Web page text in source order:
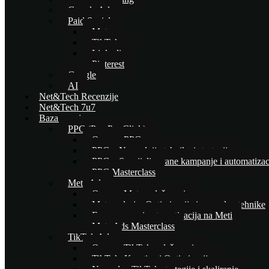
Google Ads
Paid Social
Meta
TikTok
Linkedin
Pinterest
Google
AI
Net&Tech Recenzije
Net&Tech 7u7
Baza znanja
PPC (Pay Per Click)
Osnove PPC-a
PPC – Naprednije tehnike i strategije
PPC – Specijalizovane kampanje i
PPC Masterclass
Meta Ads
Osnove Meta oglašavanja
Meta oglasi – Optimizacija i napredne tehnike
E-commerce i automatizacija na Meti
Meta Ads Masterclass
TikTok Ads
Osnove TikTok oglašavanja
TikTok: Kreativa i Optimizacija